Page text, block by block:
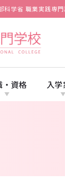
科学省 職業実践専
・資格 入